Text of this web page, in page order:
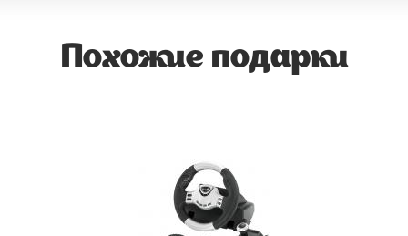
Похожие подарки